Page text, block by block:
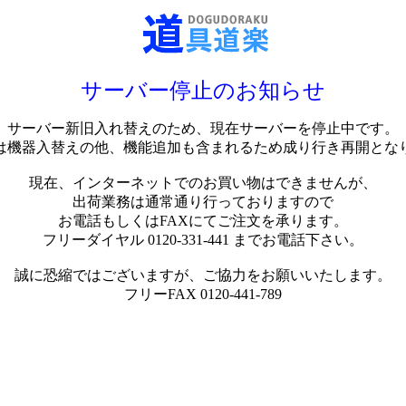
サーバー停止のお知らせ
サーバー新旧入れ替えのため、現在サーバーを停止中です。
機器入替えの他、機能追加も含まれるため成り行き再開とな
現在、インターネットでのお買い物はできませんが、
出荷業務は通常通り行っておりますので
お電話もしくはFAXにてご注文を承ります。
フリーダイヤル 0120-331-441 までお電話下さい。
誠に恐縮ではございますが、ご協力をお願いいたします。
フリーFAX 0120-441-789